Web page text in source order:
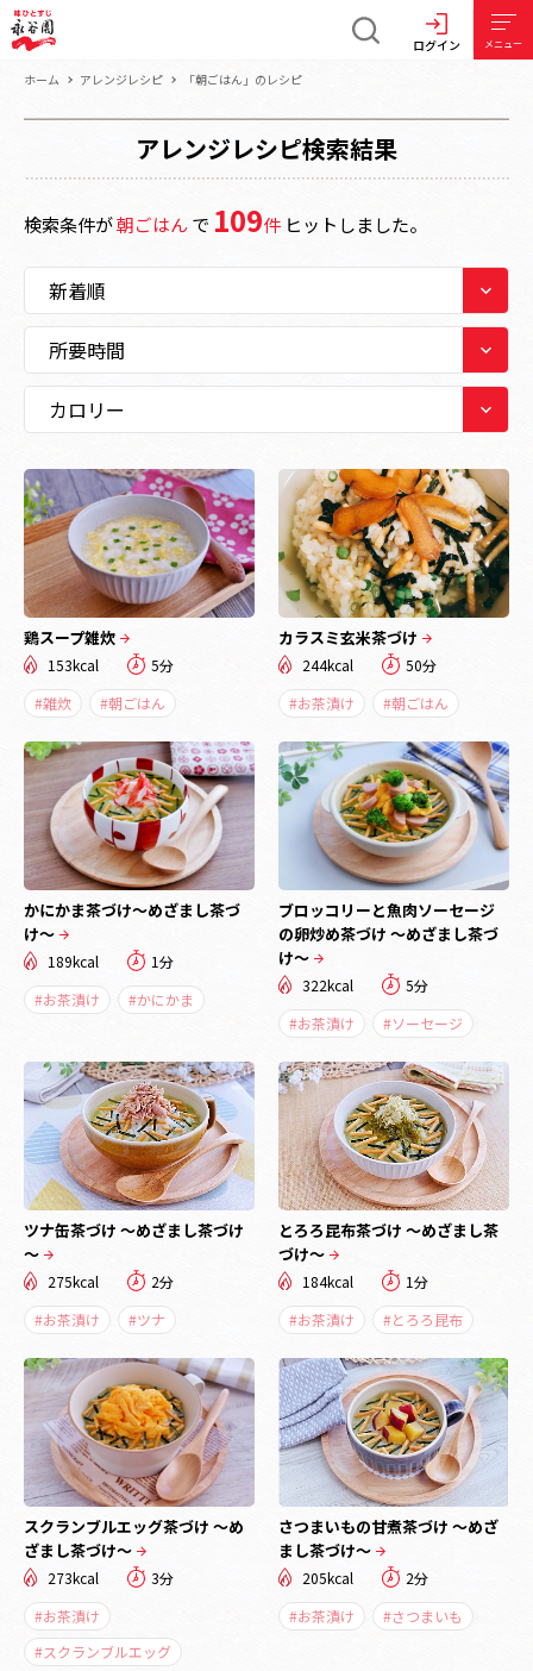
ログイン メニュー
ホーム アレンジレシピ 「朝ごはん」のレシピ
アレンジレシピ検索結果
検索条件が朝ごはんで 109件 ヒットしました。
鶏スープ雑炊
153kcal
5分
#雑炊
#朝ごはん
カラスミ玄米茶づけ
244kcal
50分
#お茶漬け
#朝ごはん
かにかま茶づけ～めざまし茶づ
け～
189kcal
1分
#お茶漬け
#かにかま
ブロッコリーと魚肉ソーセージ
の卵炒め茶づけ ～めざまし茶づ
け～
322kcal
5分
#お茶漬け
#ソーセージ
ツナ缶茶づけ ～めざまし茶づけ
～
275kcal
2分
#お茶漬け
#ツナ
とろろ昆布茶づけ ～めざまし茶
づけ～
184kcal
1分
#お茶漬け
#とろろ昆布
スクランブルエッグ茶づけ ～め
ざまし茶づけ～
273kcal
3分
#お茶漬け
#スクランブルエッグ
さつまいもの甘煮茶づけ ～めざ
まし茶づけ～
205kcal
2分
#お茶漬け
#さつまいも